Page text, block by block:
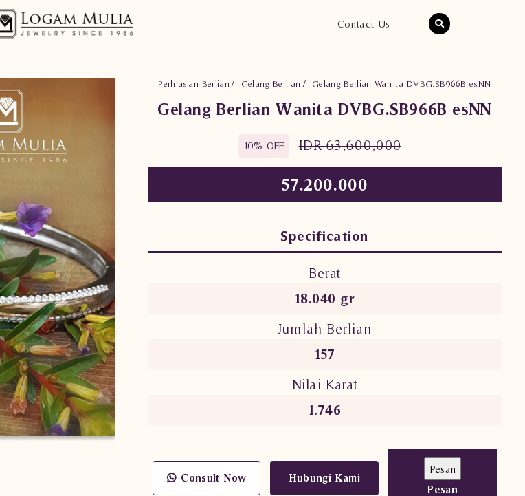
Contact Us
Perhiasan Berlian Gelang Berlian Gelang Berlian Wanita DVBG.SB966B esNN
Gelang Berlian Wanita DVBG.SB966B esNN
10% OFF IDR 63,600,000
57.200.000
Specification
Berat
18.040 gr
Jumlah Berlian
157
Nilai Karat
1.746
Consult Now
Hubungi Kami
Pesan